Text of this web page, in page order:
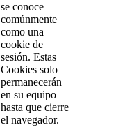
se conoce
comúnmente
como una
cookie de
sesión. Estas
Cookies solo
permanecerán
en su equipo
hasta que cierre
el navegador.